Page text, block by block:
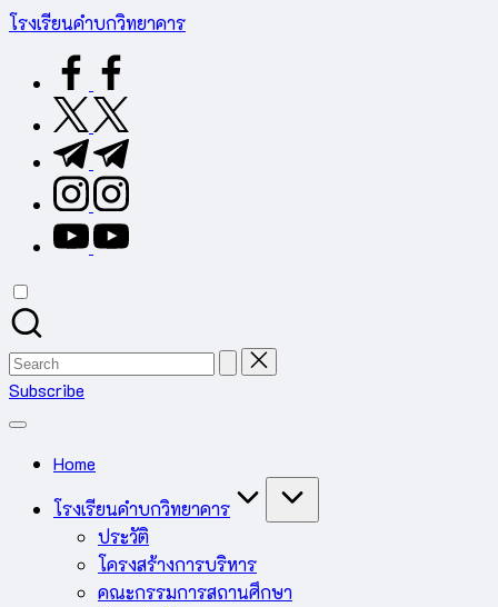
Skip
content
โรงเรียนคำบกวิทยาคาร
อ.คำชะอี
จ.มุกดาหาร
สำนักงาน
เขต
การ
ศึกษา
มุกดาหาร
facebook.com
twitter.com
t.me
instagram.com
youtube.com
Search
for:
Subscribe
Home
โรงเรียนคำบกวิทยาคาร
ประวัติ
โครงสร้างการบริหาร
คณะกรรมการสถานศึกษา